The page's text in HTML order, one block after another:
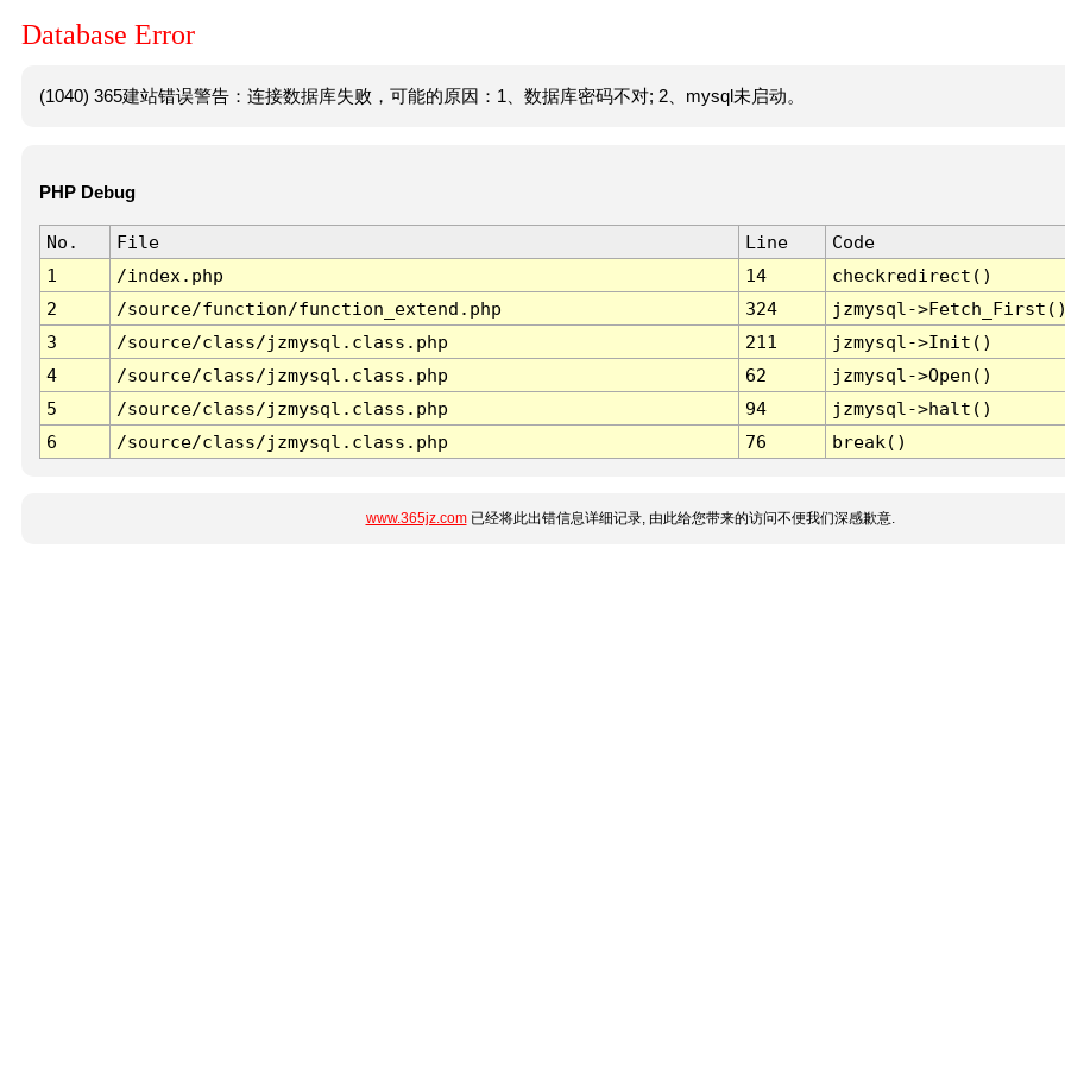
Database Error
(1040) 365建站错误警告：连接数据库失败，可能的原因：1、数据库密码不对; 2、mysql未启动。
PHP Debug
No. File Line
Code
1
/index.php 14
checkredirect()
2
/source/function/function_extend.php 324
jzmysql-
3
/source/class/jzmysql.class.php 211
jzmysql->Init()
4
/source/class/jzmysql.class.php 62
jzmysql->Open()
5
/source/class/jzmysql.class.php 94
jzmysql->halt()
6
/source/class/jzmysql.class.php 76 break()
www.365jz.com已经将此出错信息详细记录, 由此给您带来的访问不便我们深感歉意.